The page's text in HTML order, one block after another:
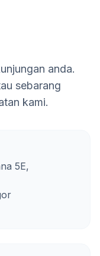
anda.
sebarang
kami.
5E,